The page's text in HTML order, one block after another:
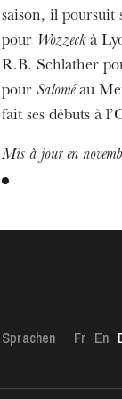
saison, il poursuit
pour Wozzeckà
R.B. Schlather
pour Saloméau
fait ses débuts à
Mis à jour en
Sprachen Fr En